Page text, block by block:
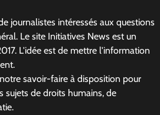
journalistes intéressés aux questions
Le site Initiatives News est un
L'idée est de mettre l'information
savoir-faire à disposition pour
sujets de droits humains, de